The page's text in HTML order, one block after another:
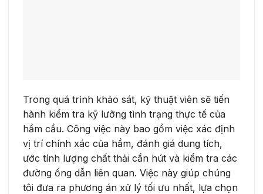
Trong quá trình khảo sát, kỹ thuật viên sẽ tiến
hành kiểm tra kỹ lưỡng tình trạng thực tế của
hầm cầu. Công việc này bao gồm việc xác định
vị trí chính xác của hầm, đánh giá dung tích,
ước tính lượng chất thải cần hút và kiểm tra các
đường ống dẫn liên quan. Việc này giúp chúng
tôi đưa ra phương án xử lý tối ưu nhất, lựa chọn